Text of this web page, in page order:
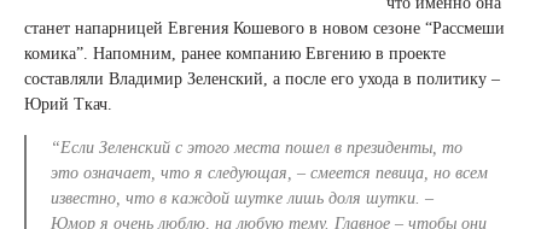
станет напарницей Евгения Кошевого в новом сезоне “Рассмеши
комика”. Напомним, ранее компанию Евгению в проекте
составляли Владимир Зеленский, а после его ухода в политику –
Юрий Ткач.
“Если Зеленский с этого места пошел в президенты, то
это означает, что я следующая, – смеется певица, но всем
известно, что в каждой шутке лишь доля шутки. –
Юмор я очень люблю, на любую тему. Главное – чтобы они